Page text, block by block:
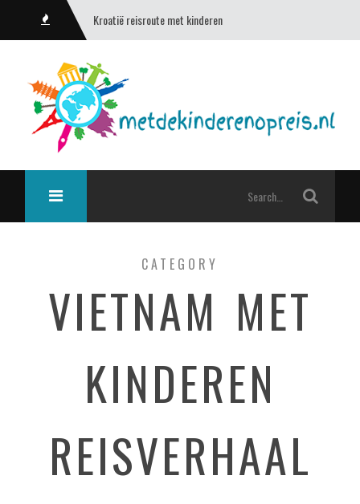
Kroatië reisroute met kinderen
CATEGORY
VIETNAM MET
KINDEREN
REISVERHAAL